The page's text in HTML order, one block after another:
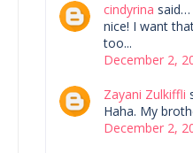
cindyrina said…
nice! I want
too...
December 2,
Zayani Zulkiffli
Haha. My
December 2,